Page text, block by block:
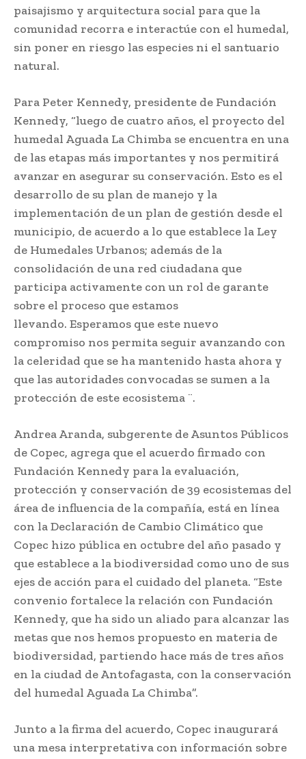
paisajismo y arquitectura social para que la
comunidad recorra e interactúe con el humedal,
sin poner en riesgo las especies ni el santuario
natural.
Para Peter Kennedy, presidente de Fundación
Kennedy, “luego de cuatro años, el proyecto del
humedal Aguada La Chimba se encuentra en una
de las etapas más importantes y nos permitirá
avanzar en asegurar su conservación. Esto es el
desarrollo de su plan de manejo y la
implementación de un plan de gestión desde el
municipio, de acuerdo a lo que establece la Ley
de Humedales Urbanos; además de la
consolidación de una red ciudadana que
participa activamente con un rol de garante
sobre el proceso que estamos
llevando. Esperamos que este nuevo
compromiso nos permita seguir avanzando con
la celeridad que se ha mantenido hasta ahora y
que las autoridades convocadas se sumen a la
protección de este ecosistema ¨.
Andrea Aranda, subgerente de Asuntos Públicos
de Copec, agrega que el acuerdo firmado con
Fundación Kennedy para la evaluación,
protección y conservación de 39 ecosistemas del
área de influencia de la compañía, está en línea
con la Declaración de Cambio Climático que
Copec hizo pública en octubre del año pasado y
que establece a la biodiversidad como uno de sus
ejes de acción para el cuidado del planeta. “Este
convenio fortalece la relación con Fundación
Kennedy, que ha sido un aliado para alcanzar las
metas que nos hemos propuesto en materia de
biodiversidad, partiendo hace más de tres años
en la ciudad de Antofagasta, con la conservación
del humedal Aguada La Chimba”.
Junto a la firma del acuerdo, Copec inaugurará
una mesa interpretativa con información sobre